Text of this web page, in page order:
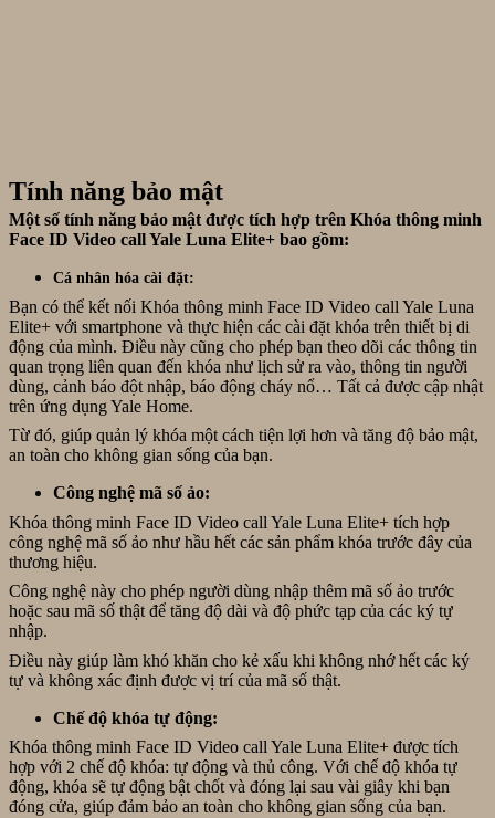
Tính năng bảo mật
Một số tính năng bảo mật được tích hợp trên Khóa thông minh
Face ID Video call Yale Luna Elite+ bao gồm:
Cá nhân hóa cài đặt:
Bạn có thể kết nối Khóa thông minh Face ID Video call Yale Luna
Elite+ với smartphone và thực hiện các cài đặt khóa trên thiết bị di
động của mình. Điều này cũng cho phép bạn theo dõi các thông tin
quan trọng liên quan đến khóa như lịch sử ra vào, thông tin người
dùng, cảnh báo đột nhập, báo động cháy nổ… Tất cả được cập nhật
trên ứng dụng Yale Home.
Từ đó, giúp quản lý khóa một cách tiện lợi hơn và tăng độ bảo mật,
an toàn cho không gian sống của bạn.
Công nghệ mã số ảo:
Khóa thông minh Face ID Video call Yale Luna Elite+ tích hợp
công nghệ mã số ảo như hầu hết các sản phẩm khóa trước đây của
thương hiệu.
Công nghệ này cho phép người dùng nhập thêm mã số ảo trước
hoặc sau mã số thật để tăng độ dài và độ phức tạp của các ký tự
nhập.
Điều này giúp làm khó khăn cho kẻ xấu khi không nhớ hết các ký
tự và không xác định được vị trí của mã số thật.
Chế độ khóa tự động:
Khóa thông minh Face ID Video call Yale Luna Elite+ được tích
hợp với 2 chế độ khóa: tự động và thủ công. Với chế độ khóa tự
động, khóa sẽ tự động bật chốt và đóng lại sau vài giây khi bạn
đóng cửa, giúp đảm bảo an toàn cho không gian sống của bạn.